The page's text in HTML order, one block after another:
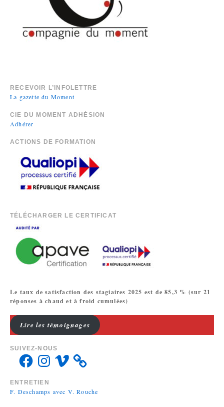
RECEVOIR L’INFOLETTRE
La gazette du Moment
CIE DU MOMENT ADHÉSION
Adhérer
ACTIONS DE FORMATION
TÉLÉCHARGER LE CERTIFICAT
Le taux de satisfaction des stagiaires 2025 est de 85,3 % (sur 21
réponses à chaud et à froid cumulées)
Lire les témoignages
SUIVEZ-NOUS
ENTRETIEN
F. Deschamps avec V. Rouche